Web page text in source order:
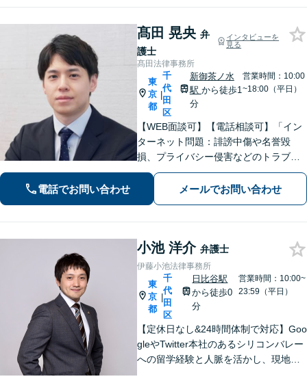
髙田 晃央 弁
護士
インタビューを
見る
髙田法律事務所
東
京
都
|
千
代
田
区
新御茶ノ水
駅 から徒歩1
分
営業時間：10:00
~18:00（平日）
【WEB面談可】【電話相談可】「イン
ターネット問題：誹謗中傷や名誉毀
損、プライバシー侵害などのトラブル
は、ぜひ私にご相談ください」Vtuber
の契約トラブル、SNSアカウント凍結
への対応など「不動産問題：減額請
電話でお問い合わせ メールでお問い合わせ
小池 洋介 弁護士
伊藤小池法律事務所
東
京
都
|
千
代
田
区
日比谷駅
から徒歩0
分
営業時間：10:00~
23:59（平日）
【定休日なし&24時間体制で対応】Goo
gleやTwitter本社のあるシリコンバレー
への留学経験と人脈を活かし、現地事